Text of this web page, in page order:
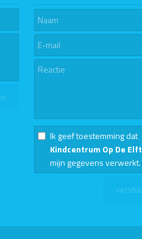
Ik geef toestemming dat
Kindcentrum Op De Elft
mijn gegevens verwerkt.